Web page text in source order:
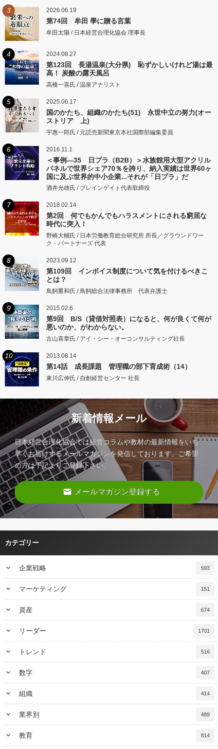
3 2026.06.19
第74回 牟田 學に贈る言葉
牟田太陽 / 日本経営合理化協会 理事長
4 2024.08.27
第123回 長湯温泉(大分県) 恥ずかしいけれど湯は最
高！ 炭酸の露天風呂
高橋一喜氏 / 温泉アナリスト
5 2025.06.17
国のかたち、組織のかたち(51) 永世中立の努力(オー
ストリア 上)
宇惠一郎氏 / 元読売新聞東京本社国際部編集委員
6 2016.11.1
＜事例―35 日プラ（B2B）＞水族館用大型アクリル
パネルで世界シェア70％を誇り、納入実績は世界60ヶ
国に及ぶ世界的中小企業...それが「日プラ」だ
酒井光雄氏 / ブレインゲイト代表取締役
7 2018.02.14
第2回 何でもかんでもハラスメントにされる窮屈な
時代に突入！
野崎大輔氏 / 日本労働教育総合研究所 所長／グラウンドワー
ク・パートナーズ 代表
8 2023.09.12
第109回 インボイス制度について気を付けるべきこ
とは？
鳥飼重和氏 / 鳥飼総合法律事務所 代表弁護士
9 2015.02.6
第9回 B/S（貸借対照表）になると、何が良くて何が
悪いのか、がわからない。
古山喜章氏 / アイ・シー・オーコンサルティング社長
10 2013.08.14
第14話 成長課題 管理職の部下育成術（14）
東川広伸氏 / 自創経営センター 社長
新着情報メール
日本経営合理化協会では経営コラムや教材の最新情報をいち
早くお届けするメールマガジンを発信しております。ご希望
の方は下記よりご登録下さい。
email メールマガジン登録する
カテゴリー
keyboard_arrow_down 企業戦略 593
keyboard_arrow_down マーケティング 151
keyboard_arrow_down 資産 674
keyboard_arrow_down リーダー 1701
keyboard_arrow_down トレンド 516
keyboard_arrow_down 数字 407
keyboard_arrow_down 組織 414
keyboard_arrow_down 業界別 489
keyboard_arrow_down 教育 814